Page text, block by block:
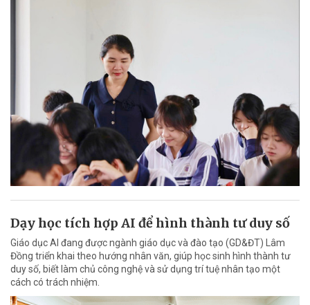
Dạy học tích hợp AI để hình thành tư duy số
Giáo dục AI đang được ngành giáo dục và đào tạo (GD&ĐT) Lâm
Đồng triển khai theo hướng nhân văn, giúp học sinh hình thành tư
duy số, biết làm chủ công nghệ và sử dụng trí tuệ nhân tạo một
cách có trách nhiệm.